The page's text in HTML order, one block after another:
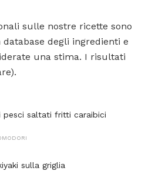
sulle nostre ricette sono
degli ingredienti e
una stima. I risultati
pesci saltati fritti caraibici
sulla griglia